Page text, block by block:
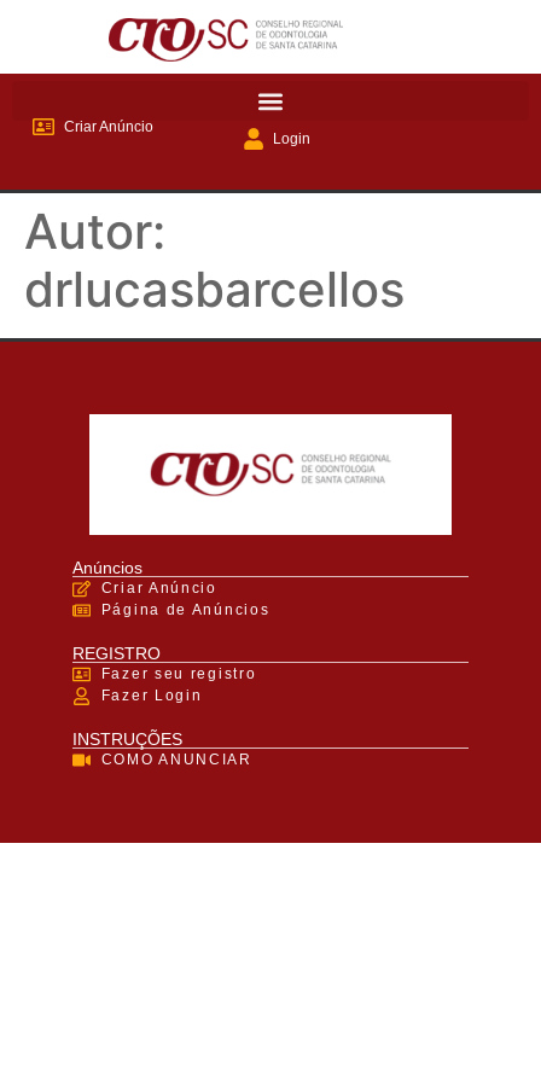
Criar Anúncio
Login
Autor:
drlucasbarcellos
Anúncios
Criar Anúncio
Página de Anúncios
REGISTRO
Fazer seu registro
Fazer Login
INSTRUÇÕES
COMO ANUNCIAR